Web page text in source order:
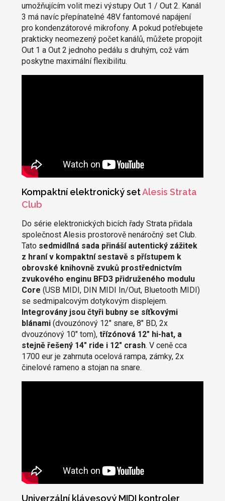
umožňujícím volit mezi výstupy Out 1 / Out 2. Kanál
3 má navíc přepínatelné 48V fantomové napájení
pro kondenzátorové mikrofony. A pokud potřebujete
prakticky neomezený počet kanálů, můžete propojit
Out 1 a Out 2 jednoho pedálu s druhým, což vám
poskytne maximální flexibilitu.
Kompaktní elektronický setAlesis Strata
Club
Do série elektronických bicích řady Strata přidala
společnost Alesis prostorově nenáročný set Club.
Tato sedmidílná sada přináší autentický zážitek
z hraní v kompaktní sestavě s přístupem k
obrovské knihovně zvuků prostřednictvím
zvukového enginu BFD3 přidruženého modulu
Core (USB MIDI, DIN MIDI In/Out, Bluetooth MIDI)
se sedmipalcovým dotykovým displejem.
Integrovány jsou čtyři bubny se síťkovými
blánami(dvouzónový 12" snare, 8" BD, 2x
dvouzónový 10" tom),třízónová 12" hi-hat, a
stejně řešený 14" ride i 12" crash. V ceně cca
1700 eur je zahrnuta ocelová rampa, zámky, 2x
činelové rameno a stojan na snare.
Univerzální klávesový MIDI kontroler